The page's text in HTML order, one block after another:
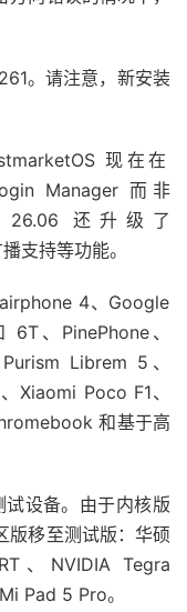
261。 请注意，新安装
现在在
Manager 而非
26.06 还升级了
支持等功能。
4、Google
、PinePhone、
Librem 5、
Xiaomi Poco F1、
和基于高
设备。由于内核版
版移至测试版：华硕
、NVIDIA Tegra
Pad 5 Pro。